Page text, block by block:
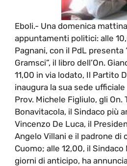
Eboli.- Una domenica
appuntamenti politici: alle
Pagnani, con il PdL presenta
Gramsci”, il libro dell’On.
11,00 in via lodato, Il Partito
inaugura la sua sede
Prov. Michele Figliulo, gli On.
Bonavitacola, il Sindaco più
Vincenzo De Luca, il
Angelo Villani e il padrone di
Cuomo; alle 12,00, il
giorni di anticipo, ha